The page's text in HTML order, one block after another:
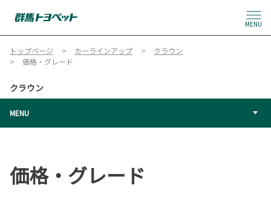
MENU
トップページ カーラインアップ
クラウン
価格・グレード
クラウン
MENU
価格・グレード